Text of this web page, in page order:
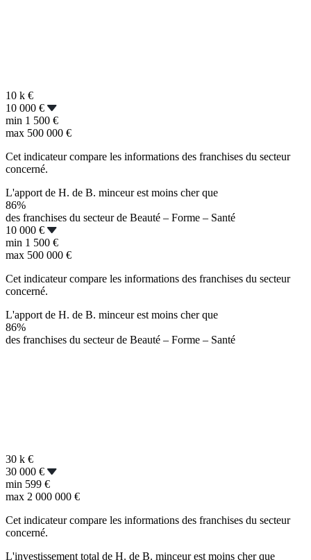
10 k €
10 000 €
min 1 500 €
max 500 000 €
Cet indicateur compare les informations des franchises du secteur
concerné.
L'apport de H. de B. minceur est moins cher que
86%
des franchises du secteur de Beauté – Forme – Santé
10 000 €
min 1 500 €
max 500 000 €
Cet indicateur compare les informations des franchises du secteur
concerné.
L'apport de H. de B. minceur est moins cher que
86%
des franchises du secteur de Beauté – Forme – Santé
30 k €
30 000 €
min 599 €
max 2 000 000 €
Cet indicateur compare les informations des franchises du secteur
concerné.
L'investissement total de H. de B. minceur est moins cher que